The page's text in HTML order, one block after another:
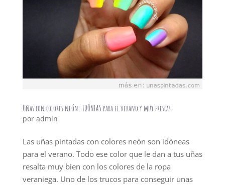
Uñas con colores neón: IDÓNEAS para el verano y muy frescas
por admin
Las uñas pintadas con colores neón son idóneas
para el verano. Todo ese color que le dan a tus uñas
resalta muy bien con los colores de la ropa
veraniega. Uno de los trucos para conseguir unas